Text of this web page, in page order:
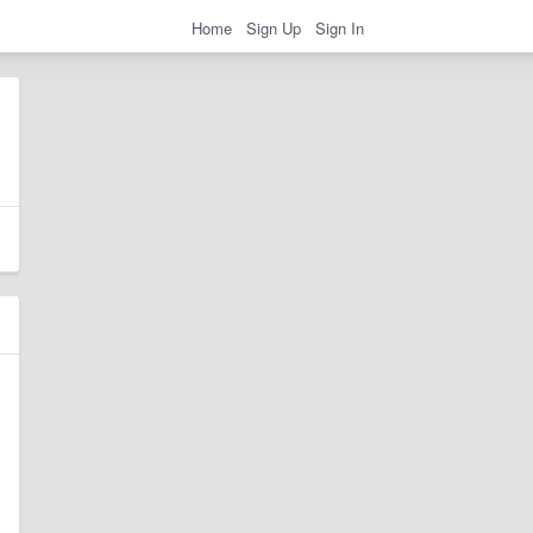
Home Sign Up Sign In